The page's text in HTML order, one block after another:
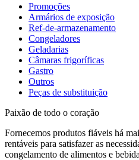
Promoções
Armários de exposição
Ref-de-armazenamento
Congeladores
Geladarias
Câmaras frigoríficas
Gastro
Outros
Peças de substituição
Paixão de todo o coração
Fornecemos produtos fiáveis há
rentáveis para satisfazer as
congelamento de alimentos e